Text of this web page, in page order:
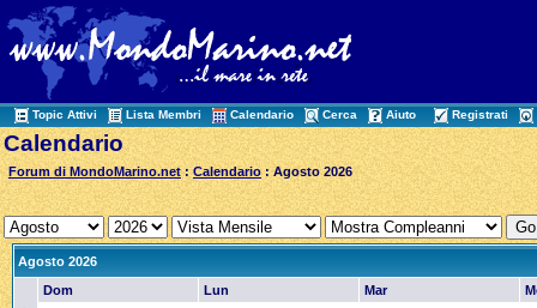
Topic Attivi Lista Membri Calendario Cerca Aiuto Registrati
Calendario
Forum di MondoMarino.net :Calendario : Agosto 2026
Agosto 2026
Dom Lun Mar